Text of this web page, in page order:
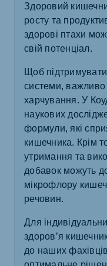
Здоровий
росту та
здорові птахи
свій потенціал.
Щоб
системи, важливо
харчування. У
наукових
формули, які
кишечника. Крім
утримання та
добавок можуть
мікрофлору
речовин.
Для
здоров’я
до наших